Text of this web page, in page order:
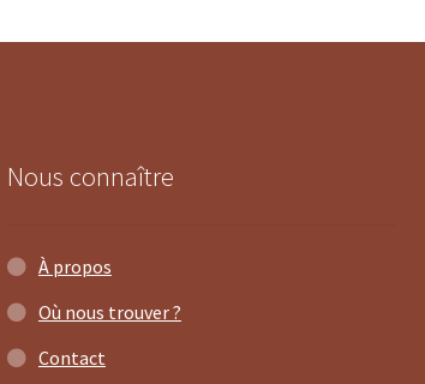
Nous connaître
À propos
Où nous trouver ?
Contact